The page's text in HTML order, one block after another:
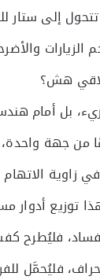
إلى ستار
الزيارات
هش؟
بل أمام
من جهة
زاوية
توزيع أدوار
فليُطرح
فليُحمَّل